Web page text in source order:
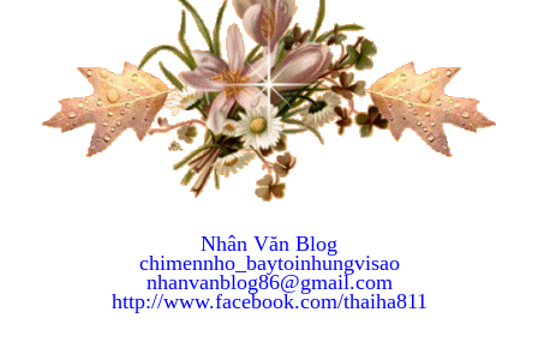
Nhân Văn Blog
chimennho_baytoinhungvisao
nhanvanblog86@gmail.com
http://www.facebook.com/thaiha811